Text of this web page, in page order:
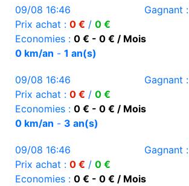
09/08 16:46 Gagnant :
Prix achat : 0 € / 0 €
Economies : 0 € - 0 € / Mois
0 km/an - 1 an(s)
09/08 16:46 Gagnant :
Prix achat : 0 € / 0 €
Economies : 0 € - 0 € / Mois
0 km/an - 3 an(s)
09/08 16:46 Gagnant :
Prix achat : 0 € / 0 €
Economies : 0 € - 0 € / Mois